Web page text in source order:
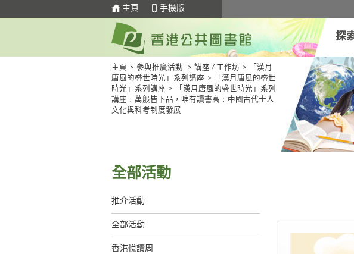
主頁 手機版
探
主頁 > 參與推廣活動 > 講座 / 工作坊 >
「漢月
唐風的盛世時光」系列講座 >
「漢月唐風的盛世
時光」系列講座 >
「漢月唐風的盛世時光」系列
講座﹕萬般皆下品，唯有讀書高﹕中國古代士人
文化與科考制度發展
全部活動
推介活動
全部活動
香港悅讀周